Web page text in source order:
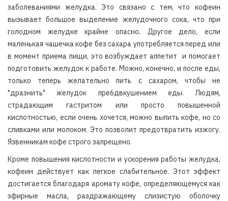
заболеваниями желудка. Это связано с тем, что кофеин
вызывает большое выделение желудочного сока, что при
голодном желудке крайне опасно. Другое дело, если
маленькая чашечка кофе без сахара употребляется перед или
в момент приема пищи, это возбуждает аппетит и помогает
подготовить желудок к работе. Можно, конечно, и после еды,
только теперь желательно пить с сахаром, чтобы не
"дразнить" желудок пре6двкушением еды. Людям,
страдающим гастритом или просто повышенной
кислотностью, если очень хочется, можно выпить кофе, но со
сливками или молоком. Это позволит предотвратить изжогу.
Язвенникам кофе строго запрещено.
Кроме повышения кислотности и ускорения работы желудка,
кофеин действует как легкое слабительное. Этот эффект
достигается благодаря аромату кофе, определяющемуся как
эфирные масла, раздражающему слизистую оболочку